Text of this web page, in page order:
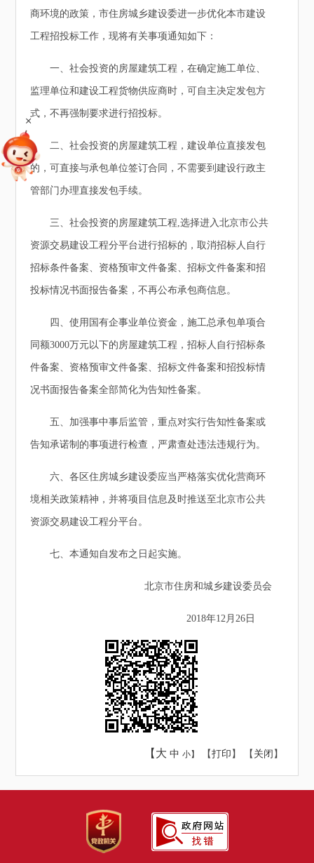
商环境的政策，市住房城乡建设委进一步优化本市建设
工程招投标工作，现将有关事项通知如下：
一、社会投资的房屋建筑工程，在确定施工单位、
监理单位和建设工程货物供应商时，可自主决定发包方
式，不再强制要求进行招投标。
二、社会投资的房屋建筑工程，建设单位直接发包
的，可直接与承包单位签订合同，不需要到建设行政主
管部门办理直接发包手续。
三、社会投资的房屋建筑工程,选择进入北京市公共
资源交易建设工程分平台进行招标的，取消招标人自行
招标条件备案、资格预审文件备案、招标文件备案和招
投标情况书面报告备案，不再公布承包商信息。
四、使用国有企事业单位资金，施工总承包单项合
同额3000万元以下的房屋建筑工程，招标人自行招标条
件备案、资格预审文件备案、招标文件备案和招投标情
况书面报告备案全部简化为告知性备案。
五、加强事中事后监管，重点对实行告知性备案或
告知承诺制的事项进行检查，严肃查处违法违规行为。
六、各区住房城乡建设委应当严格落实优化营商环
境相关政策精神，并将项目信息及时推送至北京市公共
资源交易建设工程分平台。
七、本通知自发布之日起实施。
北京市住房和城乡建设委员会
2018年12月26日
【大 中 小】 【打印 】 【 关闭 】
+